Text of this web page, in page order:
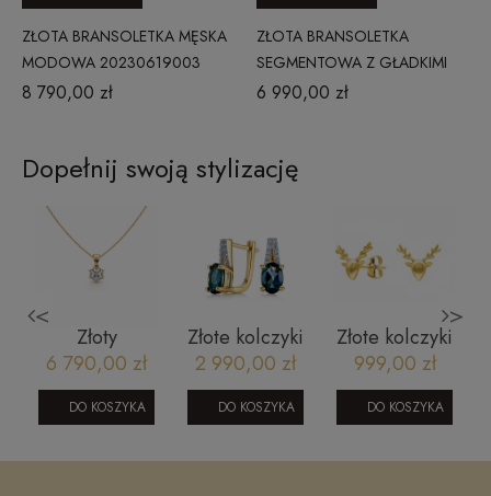
ZŁOTA BRANSOLETKA MĘSKA
MODOWA 20230619003
8 790,00 zł
ZŁOTA BRANSOLETKA
SEGMENTOWA Z GŁADKIMI
BLASZKAMI
6 990,00 zł
Dopełnij swoją stylizację
<
Złoty
naszyjnik z
brylantem
104-10004
(4,2) 0,3 CT
6 790,00 zł
DO KOSZYKA
Złote kolczyki
z diamentami
i london blue
topaz
JE5018LBTY
0,1 CT
2 990,00 zł
DO KOSZYKA
Złote kolczyki
renifery
16052023126
999,00 zł
DO KOSZYKA
>